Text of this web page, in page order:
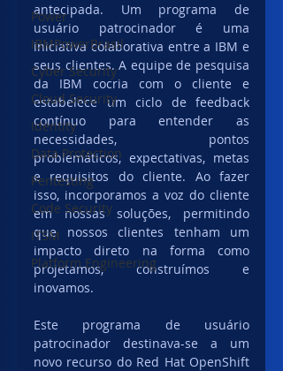
Power
IBMPowerBrasil
Cyber Security
Cloud Security
Identity
Data Protection
Pentesting
Code Security
ITSM
Platform Engineering
antecipada. Um programa de
usuário patrocinador é uma
iniciativa colaborativa entre a IBM e
seus clientes. A equipe de pesquisa
da IBM cocria com o cliente e
estabelece um ciclo de feedback
contínuo para entender as
necessidades, pontos
problemáticos, expectativas, metas
e requisitos do cliente. Ao fazer
isso, incorporamos a voz do cliente
em nossas soluções, permitindo
que nossos clientes tenham um
impacto direto na forma como
projetamos, construímos e
inovamos.
Este programa de usuário
patrocinador destinava-se a um
novo recurso do Red Hat OpenShift